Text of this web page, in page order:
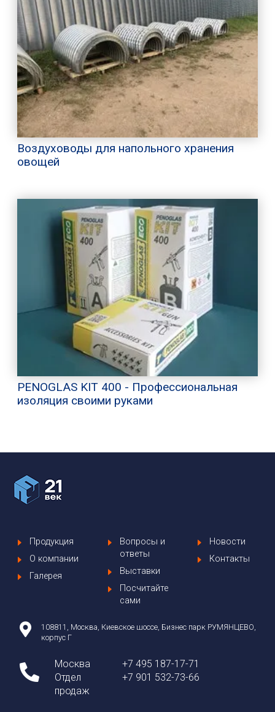
Воздуховоды для напольного хранения
овощей
PENOGLAS KIT 400 - Профессиональная
изоляция своими руками
Продукция
О компании
Галерея
Вопросы и
ответы
Выставки
Посчитайте
сами
Новости
Контакты
108811, Москва, Киевское шоссе, Бизнес парк РУМЯНЦЕВО,
корпус Г
Москва
Отдел
продаж
+7 495 187-17-71
+7 901 532-73-66